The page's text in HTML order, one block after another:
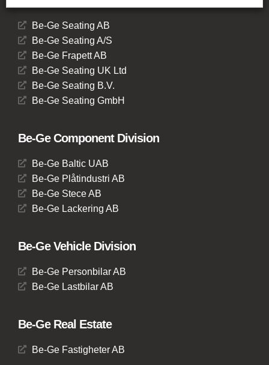
Be-Ge Seating AB
Be-Ge Seating A/S
Be-Ge Frapett AB
Be-Ge Seating UK Ltd
Be-Ge Seating B.V.
Be-Ge Seating GmbH
Be-Ge Component Division
Be-Ge Baltic UAB
Be-Ge Plåtindustri AB
Be-Ge Stece AB
Be-Ge Lackering AB
Be-Ge Vehicle Division
Be-Ge Personbilar AB
Be-Ge Lastbilar AB
Be-Ge Real Estate
Be-Ge Fastigheter AB